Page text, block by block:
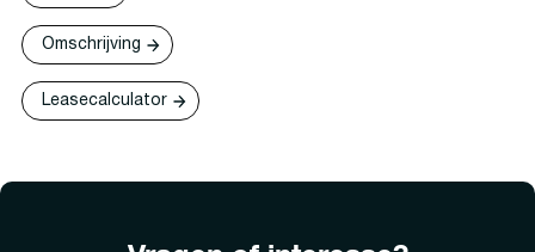
Omschrijving
Leasecalculator